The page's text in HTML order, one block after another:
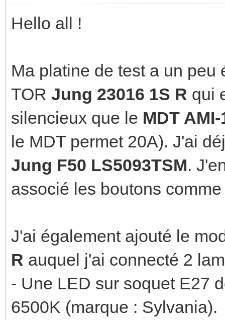
Hello all !
Ma platine de test a un
TOR Jung 23016 1S R qui
silencieux que le MDT
le MDT permet 20A). J'ai
Jung F50 LS5093TSM.
associé les boutons
J'ai également ajouté le
R auquel j'ai connecté 2
- Une LED sur soquet E27
6500K (marque : Sylvania).